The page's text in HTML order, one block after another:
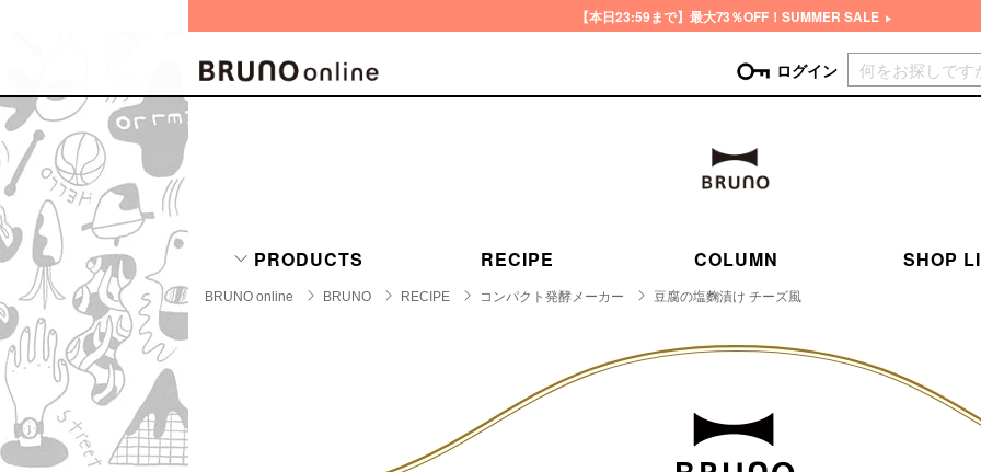
【本日23:59まで】最大73％OFF！SUMMER SALE
ログイン
ログイン
現在
キッチンツール
生活家電
家具・収納
more
ランチボックス・弁当箱
ランチバッグ・クーラートート
ビューティー
ハンドケア
PRODUCTS RECIPE COLUMN SHOP
BRUNO online BRUNO RECIPE コンパクト発酵メーカー 豆腐の塩麴漬け チーズ風